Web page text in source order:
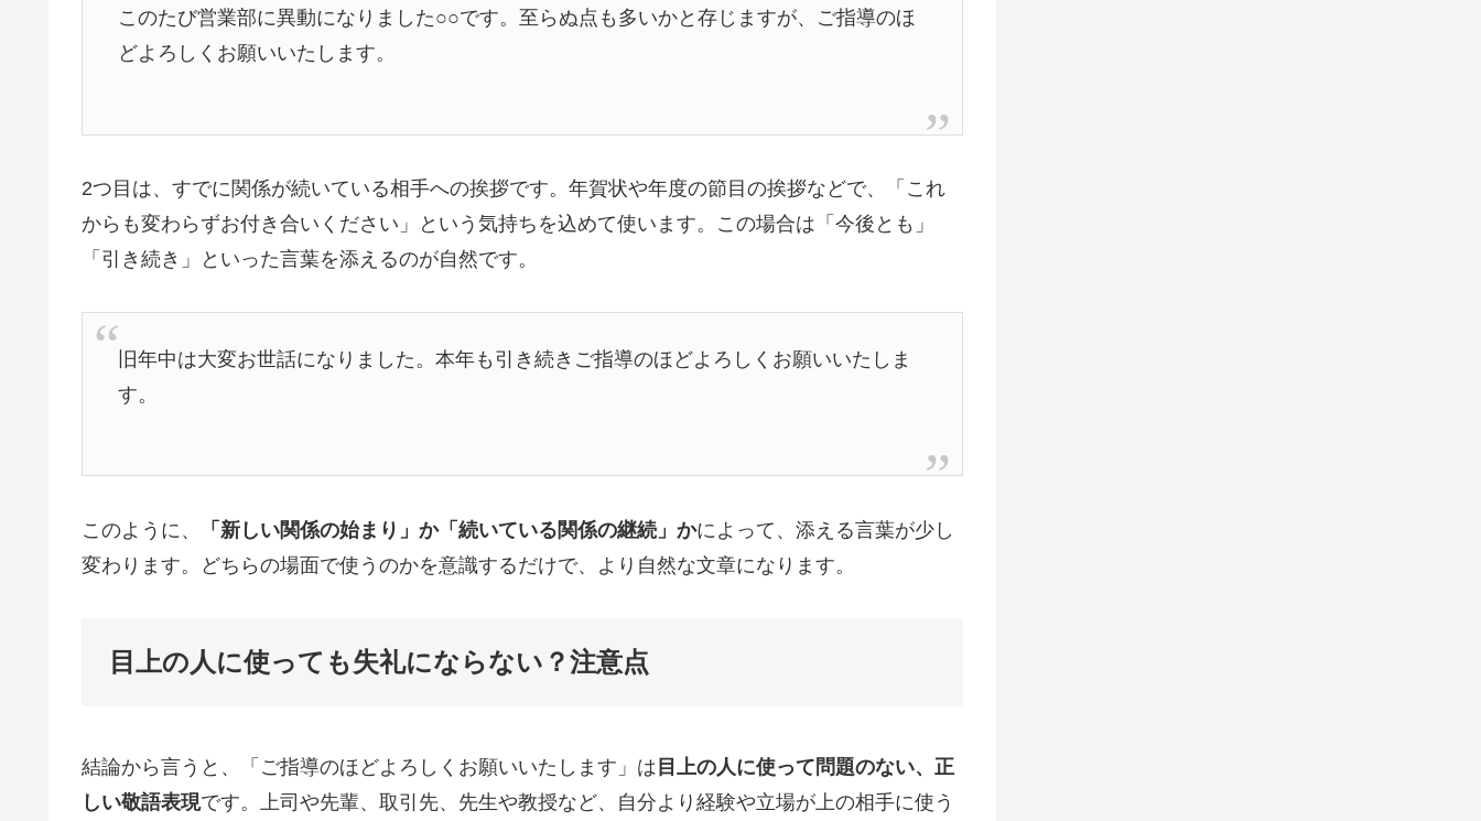
このたび営業部に異動になりました○○です。至らぬ点も多いかと存じますが、ご指導のほ
どよろしくお願いいたします。
2つ目は、すでに関係が続いている相手への挨拶です。年賀状や年度の節目の挨拶などで、「これ
からも変わらずお付き合いください」という気持ちを込めて使います。この場合は「今後とも」
「引き続き」といった言葉を添えるのが自然です。
旧年中は大変お世話になりました。本年も引き続きご指導のほどよろしくお願いいたしま
す。
このように、 「新しい関係の始まり」か「続いている関係の継続」かによって、添える言葉が少し
変わります。どちらの場面で使うのかを意識するだけで、より自然な文章になります。
目上の人に使っても失礼にならない？注意点
結論から言うと、「ご指導のほどよろしくお願いいたします」は 目上の人に使って問題のない、正
しい敬語表現です。上司や先輩、取引先、先生や教授など、自分より経験や立場が上の相手に使う